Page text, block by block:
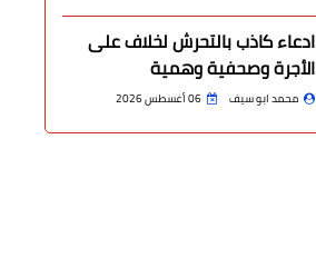
ادعاء كاذب بالتحرش لخلاف على
الأجرة وصحفية وهمية
محمد ابو سيف 06 أغسطس 2026